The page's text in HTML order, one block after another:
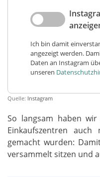
Ich bin damit
angezeigt werden.
Daten an Instagram
unseren
Quelle: Instagram
So langsam haben
Einkaufszentren
gemacht wurden:
versammelt sitzen und